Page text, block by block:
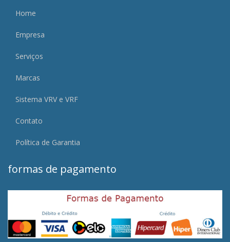
Home
Empresa
Serviços
Marcas
Sistema VRV e VRF
Contato
Política de Garantia
formas de pagamento